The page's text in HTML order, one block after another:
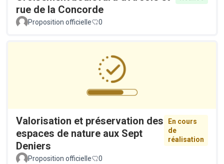
rue de la Concorde
Proposition officielle 0
Valorisation et préservation des
espaces de nature aux Sept
Deniers
En cours
de
réalisation
Proposition officielle 0